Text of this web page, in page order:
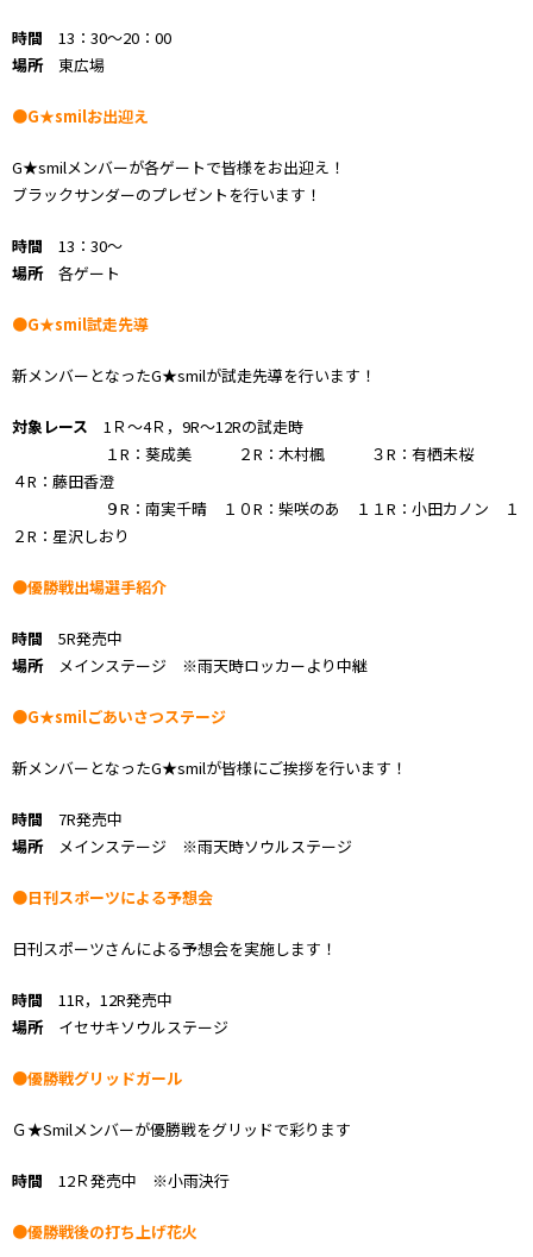
時間 13：30～20：00
場所 東広場
●G★smilお出迎え
G★smilメンバーが各ゲートで皆様をお出迎え！
ブラックサンダーのプレゼントを行います！
時間 13：30～
場所各ゲート
●G★smil試走先導
新メンバーとなったG★smilが試走先導を行います！
対象レース 1Ｒ～4Ｒ，9R～12Rの試走時
１R：葵成美 ２R：木村楓 ３R：有栖未桜
４R：藤田香澄
９R：南実千晴 １０R：柴咲のあ １１R：小田カノン １
２R：星沢しおり
●優勝戦出場選手紹介
時間 5R発売中
場所メインステージ ※雨天時ロッカーより中継
●G★smilごあいさつステージ
新メンバーとなったG★smilが皆様にご挨拶を行います！
時間 7R発売中
場所 メインステージ ※雨天時ソウルステージ
●日刊スポーツによる予想会
日刊スポーツさんによる予想会を実施します！
時間 11R，12R発売中
場所イセサキソウルステージ
●優勝戦グリッドガール
Ｇ★Smilメンバーが優勝戦をグリッドで彩ります
時間 12Ｒ発売中 ※小雨決行
●優勝戦後の打ち上げ花火